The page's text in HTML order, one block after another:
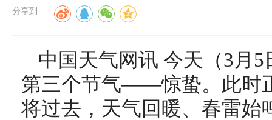
分享到
中国天气网讯 今天（3月
第三个节气——惊蛰。此时
将过去，天气回暖、春雷始